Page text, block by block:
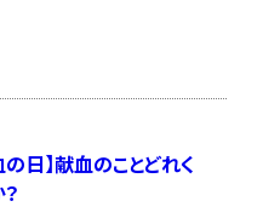
日】献血のことどれく